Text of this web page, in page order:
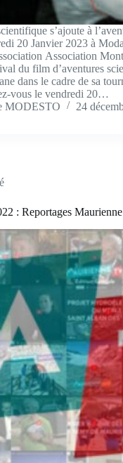
s’ajoute à
20 Janvier 2023 à
Association
du film d’aventures
dans le cadre de sa
vous le vendredi 20…
MODESTO
24
: Reportages